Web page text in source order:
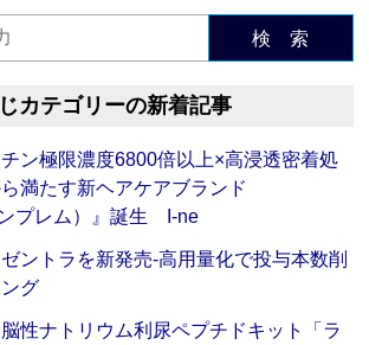
検 索
カテゴリーの新着記事
チン極限濃度6800倍以上×高浸透密着処
満たす新ヘアケアブランド
ンプレム）』誕生 I-ne
ゼントラを新発売‐高用量化で投与本数削
グ
脳性ナトリウム利尿ペプチドキット「ラ